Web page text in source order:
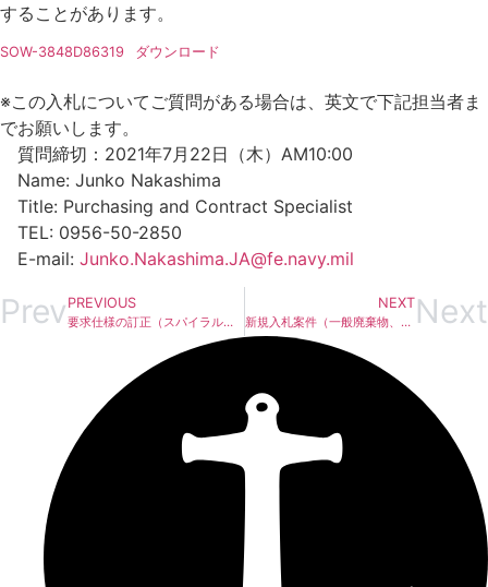
することがあります。
SOW-3848D86319 ダウンロード
※この入札についてご質問がある場合は、英文で下記担当者ま
でお願いします。
質問締切：2021年7月22日（木）AM10:00
Name: Junko Nakashima
Title: Purchasing and Contract Specialist
TEL: 0956-50-2850
E-mail: Junko.Nakashima.JA@fe.navy.mil
Prev PREVIOUS
要求仕様の訂正（スパイラルダクトホース）
NEXT
新規入札案件（一般廃棄物、産業廃棄物、医療廃棄物の回収・処理） Next